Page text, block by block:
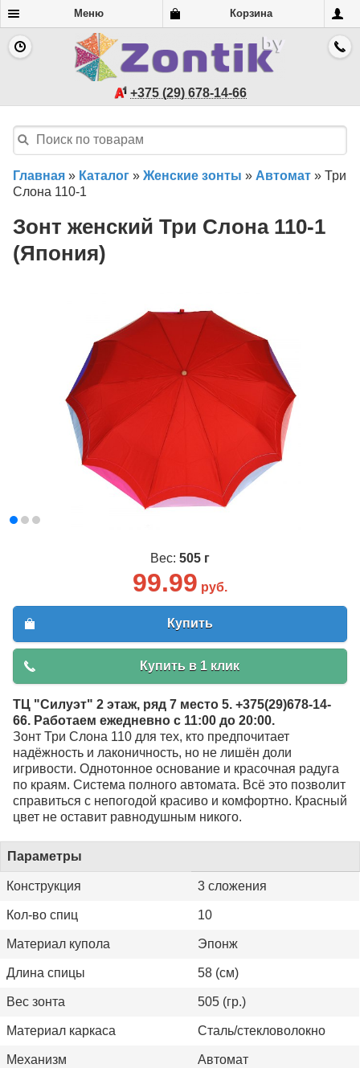
Меню Корзина
+375 (29) 678-14-66
Главная » Каталог » Женские зонты » Автомат » Три
Слона 110-1
Зонт женский Три Слона 110-1
(Япония)
Вес: 505 г
99.99 руб.
Купить
Купить в 1 клик
ТЦ "Силуэт" 2 этаж, ряд 7 место 5. +375(29)678-14-
66. Работаем ежедневно с 11:00 до 20:00.
Зонт Три Слона 110 для тех, кто предпочитает
надёжность и лаконичность, но не лишён доли
игривости. Однотонное основание и красочная радуга
по краям. Система полного автомата. Всё это позволит
справиться с непогодой красиво и комфортно. Красный
цвет не оставит равнодушным никого.
Параметры
Конструкция 3 сложения
Кол-во спиц 10
Материал купола Эпонж
Длина спицы 58 (см)
Вес зонта 505 (гр.)
Материал каркаса Сталь/стекловолокно
Механизм Автомат